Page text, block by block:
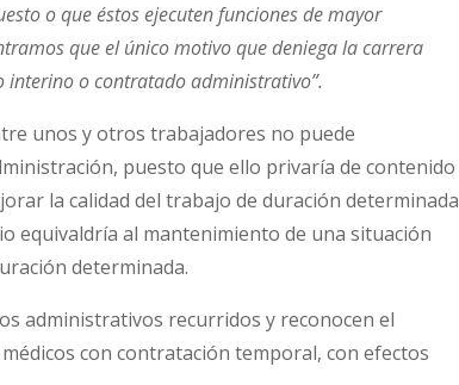
o que éstos ejecuten funciones de mayor
que el único motivo que deniega la carrera
o contratado administrativo”.
unos y otros trabajadores no puede
puesto que ello privaría de contenido
la calidad del trabajo de duración determinada
equivaldría al mantenimiento de una situación
determinada.
administrativos recurridos y reconocen el
con contratación temporal, con efectos